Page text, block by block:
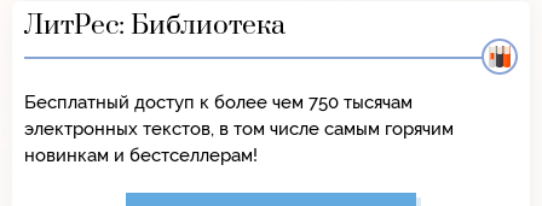
ЛитРес: Библиотека
Бесплатный доступ к более чем 750 тысячам
электронных текстов, в том числе самым горячим
новинкам и бестселлерам!